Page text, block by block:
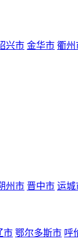
兴市 金华市 衢州
州市 晋中市 运城
市 鄂尔多斯市 呼